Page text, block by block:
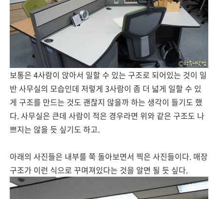
보통은 4사람이 앉아서 일할 수 있는 구조로 되어있는 것이 일
반 사무실의 모습인데 저렇게 3사람이 좀 더 넓게 일할 수 있
게 구조를 만드는 것도 괜찮지 않을까 하는 생각이 들기도 했
다. 사무실은 큰데 사람이 적은 경우라면 위와 같은 구조도 나
쁘지는 않을 듯 싶기도 하고.
아래의 사진들은 내부를 쭉 돌아보면서 찍은 사진들이다. 매장
구조가 이런 식으로 꾸며져있다는 것을 알면 될 듯 싶다.